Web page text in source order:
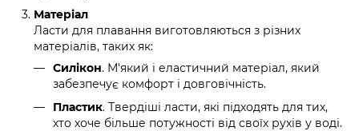
Матеріал
Ласти для плавання виготовляються з різних
матеріалів, таких як:
Силікон. М'який і еластичний матеріал, який
забезпечує комфорт і довговічність.
Пластик. Твердіші ласти, які підходять для тих,
хто хоче більше потужності від своїх рухів у воді.